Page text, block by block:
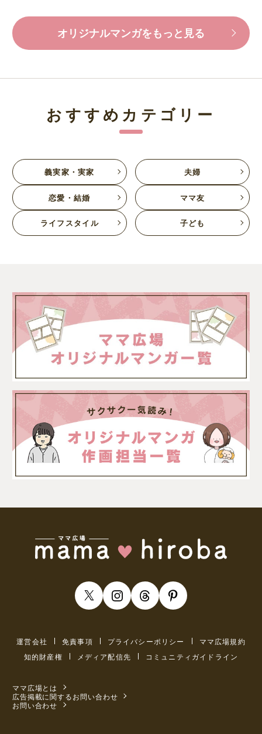
オリジナルマンガをもっと見る
おすすめカテゴリー
義実家・実家 夫婦
恋愛・結婚 ママ友
ライフスタイル 子ども
運営会社 免責事項 プライバシーポリシー
ママ広場規約
知的財産権
メディア配信先 コミュニティガイドライン
ママ広場とは
広告掲載に関するお問い合わせ
お問い合わせ